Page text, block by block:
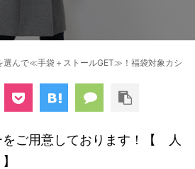
選んで≪手袋＋ストールGET≫！福袋対象カシミ
をご用意しております！【 人